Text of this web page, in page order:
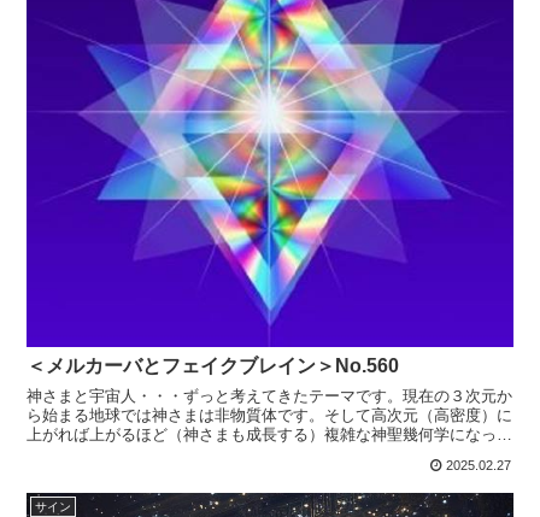
＜メルカーバとフェイクブレイン＞No.560
神さまと宇宙人・・・ずっと考えてきたテーマです。現在の３次元か
ら始まる地球では神さまは非物質体です。そして高次元（高密度）に
上がれば上がるほど（神さまも成長する）複雑な神聖幾何学になって
2025.02.27
サイン